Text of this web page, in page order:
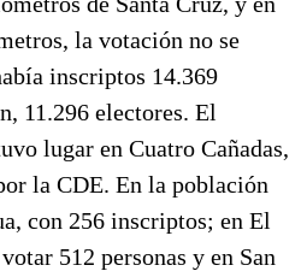
la votación no se
inscriptos 14.369
11.296 electores. El
lugar en Cuatro Cañadas,
la CDE. En la población
con 256 inscriptos; en El
512 personas y en San